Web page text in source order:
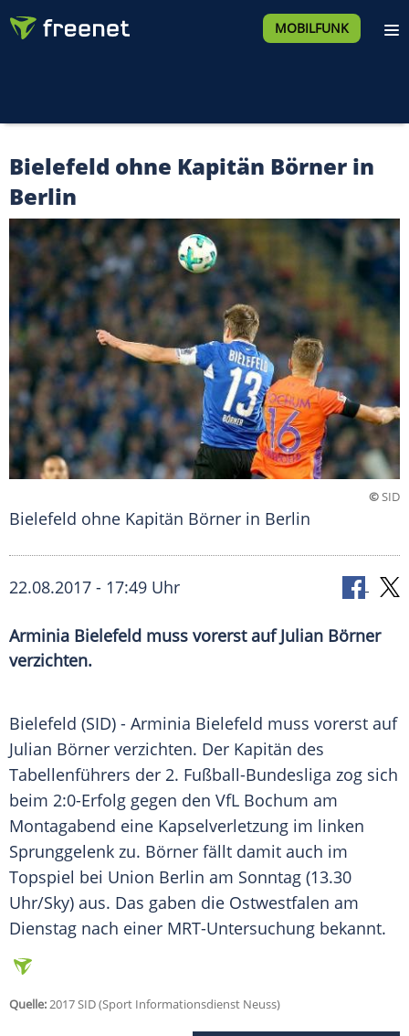
MOBILFUNK
Bielefeld ohne Kapitän Börner in
Berlin
©SID
Bielefeld ohne Kapitän Börner in Berlin
22.08.2017 - 17:49 Uhr
Arminia Bielefeld muss vorerst auf Julian Börner
verzichten.
Bielefeld (SID) - Arminia Bielefeld muss vorerst auf
Julian Börner verzichten. Der Kapitän des
Tabellenführers der 2. Fußball-Bundesliga zog sich
beim 2:0-Erfolg gegen den VfL Bochum am
Montagabend eine Kapselverletzung im linken
Sprunggelenk zu. Börner fällt damit auch im
Topspiel bei Union Berlin am Sonntag (13.30
Uhr/Sky) aus. Das gaben die Ostwestfalen am
Dienstag nach einer MRT-Untersuchung bekannt.
Quelle:2017 SID (Sport Informationsdienst Neuss)